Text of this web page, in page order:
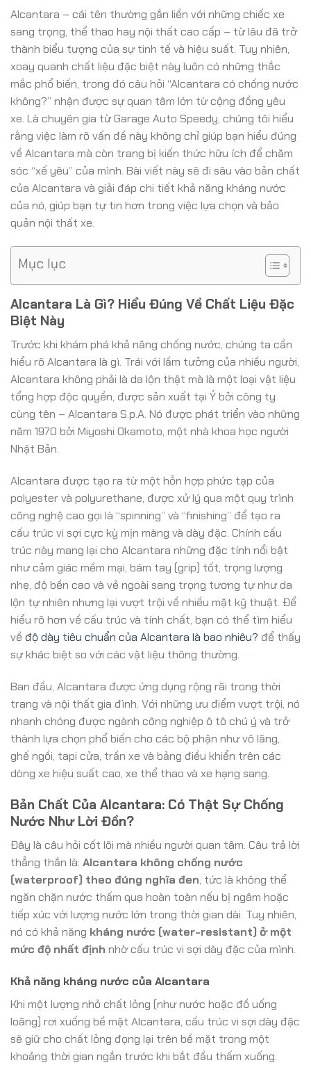
Alcantara – cái tên thường gắn liền với những chiếc xe
sang trọng, thể thao hay nội thất cao cấp – từ lâu đã trở
thành biểu tượng của sự tinh tế và hiệu suất. Tuy nhiên,
xoay quanh chất liệu đặc biệt này luôn có những thắc
mắc phổ biến, trong đó câu hỏi “Alcantara có chống nước
không?” nhận được sự quan tâm lớn từ cộng đồng yêu
xe. Là chuyên gia từ Garage Auto Speedy, chúng tôi hiểu
rằng việc làm rõ vấn đề này không chỉ giúp bạn hiểu đúng
về Alcantara mà còn trang bị kiến thức hữu ích để chăm
sóc “xế yêu” của mình. Bài viết này sẽ đi sâu vào bản chất
của Alcantara và giải đáp chi tiết khả năng kháng nước
của nó, giúp bạn tự tin hơn trong việc lựa chọn và bảo
quản nội thất xe.
Mục lục
Alcantara Là Gì? Hiểu Đúng Về Chất Liệu Đặc
Biệt Này
Trước khi khám phá khả năng chống nước, chúng ta cần
hiểu rõ Alcantara là gì. Trái với lầm tưởng của nhiều người,
Alcantara không phải là da lộn thật mà là một loại vật liệu
tổng hợp độc quyền, được sản xuất tại Ý bởi công ty
cùng tên – Alcantara S.p.A. Nó được phát triển vào những
năm 1970 bởi Miyoshi Okamoto, một nhà khoa học người
Nhật Bản.
Alcantara được tạo ra từ một hỗn hợp phức tạp của
polyester và polyurethane, được xử lý qua một quy trình
công nghệ cao gọi là “spinning” và “finishing” để tạo ra
cấu trúc vi sợi cực kỳ mịn màng và dày đặc. Chính cấu
trúc này mang lại cho Alcantara những đặc tính nổi bật
như cảm giác mềm mại, bám tay (grip) tốt, trọng lượng
nhẹ, độ bền cao và vẻ ngoài sang trọng tương tự như da
lộn tự nhiên nhưng lại vượt trội về nhiều mặt kỹ thuật. Để
hiểu rõ hơn về cấu trúc và tính chất, bạn có thể tìm hiểu
về độ dày tiêu chuẩn của Alcantara là bao nhiêu? để thấy
sự khác biệt so với các vật liệu thông thường.
Ban đầu, Alcantara được ứng dụng rộng rãi trong thời
trang và nội thất gia đình. Với những ưu điểm vượt trội, nó
nhanh chóng được ngành công nghiệp ô tô chú ý và trở
thành lựa chọn phổ biến cho các bộ phận như vô lăng,
ghế ngồi, tapi cửa, trần xe và bảng điều khiển trên các
dòng xe hiệu suất cao, xe thể thao và xe hạng sang.
Bản Chất Của Alcantara: Có Thật Sự Chống
Nước Như Lời Đồn?
Đây là câu hỏi cốt lõi mà nhiều người quan tâm. Câu trả lời
thẳng thắn là: Alcantara không chống nước
(waterproof) theo đúng nghĩa đen, tức là không thể
ngăn chặn nước thấm qua hoàn toàn nếu bị ngâm hoặc
tiếp xúc với lượng nước lớn trong thời gian dài. Tuy nhiên,
nó có khả năng kháng nước (water-resistant) ở một
mức độ nhất định nhờ cấu trúc vi sợi dày đặc của mình.
Khả năng kháng nước của Alcantara
Khi một lượng nhỏ chất lỏng (như nước hoặc đồ uống
loãng) rơi xuống bề mặt Alcantara, cấu trúc vi sợi dày đặc
sẽ giữ cho chất lỏng đọng lại trên bề mặt trong một
khoảng thời gian ngắn trước khi bắt đầu thấm xuống.